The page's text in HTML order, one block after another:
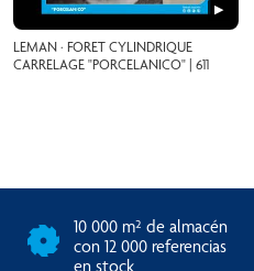
▶
LEMAN · FORET CYLINDRIQUE
CARRELAGE "PORCELANICO" | 611
10 000 m² de almacén
con 12 000 referencias
en stock